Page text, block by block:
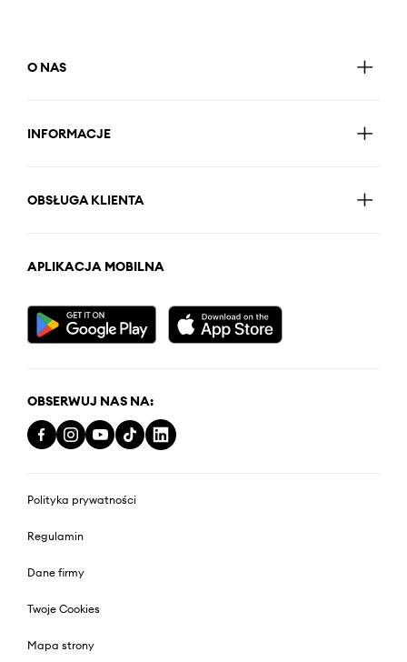
O NAS
INFORMACJE
OBSŁUGA KLIENTA
APLIKACJA MOBILNA
OBSERWUJ NAS NA:
Polityka prywatności
Regulamin
Dane firmy
Twoje Cookies
Mapa strony